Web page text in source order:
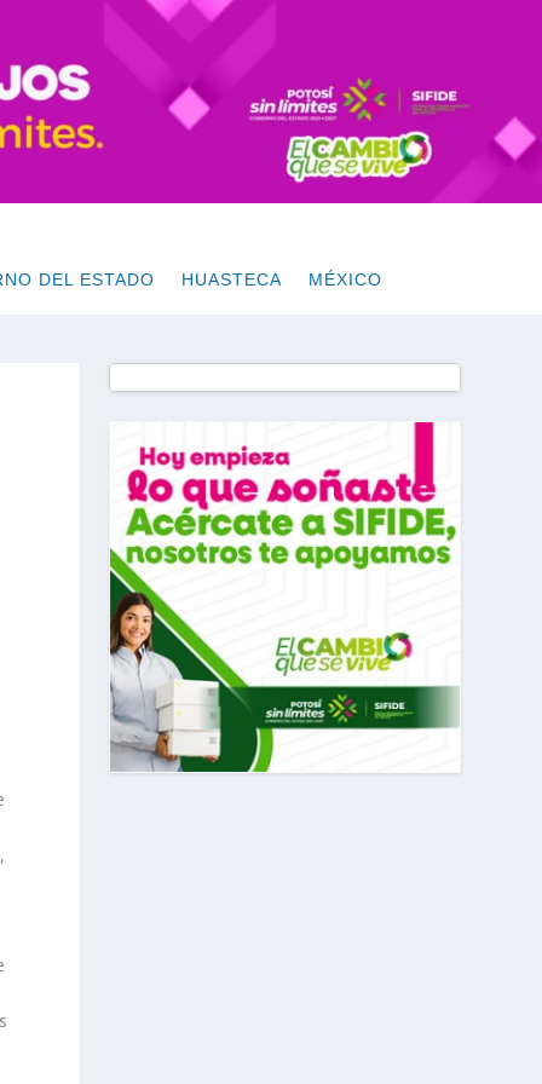
DEL ESTADO HUASTECA MÉXICO